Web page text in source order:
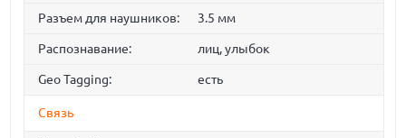
Разъем для наушников: 3.5 мм
Распознавание: лиц, улыбок
Geo Tagging: есть
Связь